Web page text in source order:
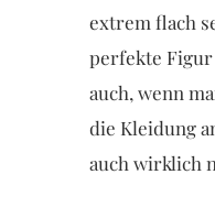
extrem flach
perfekte Figur
auch, wenn
die Kleidung
auch wirklich